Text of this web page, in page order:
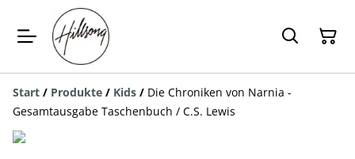
Start / Produkte / Kids / Die Chroniken von Narnia -
Gesamtausgabe Taschenbuch / C.S. Lewis